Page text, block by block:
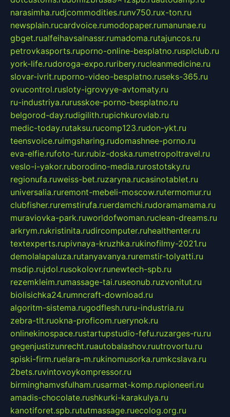
narasimha.rudjcommodities.runv750.rux-ton.ru
newsplain.rucardvoice.rumodopaper.rumanunae.ru
gbget.rualfeihavsalnassr.rumadoma.rutajuncos.ru
petrovkasports.ruporno-online-besplatno.rusplclub.ru
york-life.rudoroga-expo.ruribery.rucleanmedicine.ru
slovar-ivrit.ruporno-video-besplatno.ruseks-365.ru
ovucontrol.rusloty-igrovyye-avtomaty.ru
ru-industriya.rurusskoe-porno-besplatno.ru
belgorod-day.rudigilith.rupichkurovlab.ru
medic-today.rutaksu.rucomp123.rudon-ykt.ru
teensvoice.ruimgsharing.rudomashnee-porno.ru
eva-elfie.rufoto-tur.rubiz-doska.rumetropoltravel.ru
veslo-i-yakor.ruborodino-media.rurostotsky.ru
regionufa.ruweiss-bet.ruzaryna.rucasinotablet.ru
universalia.ruremont-mebeli-moscow.rutermomur.ru
clubfisher.ruremstirufa.ruerdamchi.rudoramamama.ru
muraviovka-park.ruworldofwoman.ruclean-dreams.ru
arkrym.rukristinita.rudircomputer.ruhealthenter.ru
textexperts.rupivnaya-kruzhka.rukinofilmy-2021.ru
demolalapaluza.rutanyavanya.ruremstir-tolyatti.ru
msdip.rujdol.rusokolovr.runewtech-spb.ru
rezemkleim.rumassage-tai.ruseonub.ruzvonitut.ru
biolisichka24.rumncraft-download.ru
algoritm-sistema.rugodflesh.ruru-industria.ru
zebra-tlt.ruokna-proficom.ruerynok.ru
onlinekinospace.rustartupstudio-fefu.ruzarges-ru.ru
gegenjustizunrecht.ruautobalashov.ruutrovortu.ru
spiski-firm.ruelara-m.rukinomusorka.rumkcslava.ru
2bets.ruvintovoykompressor.ru
birminghamvsfulham.rusarmat-komp.rupioneeri.ru
amadis-chocolate.rushkurki-karakulya.ru
kanotiforet.spb.rututmassage.ruecolog.org.ru